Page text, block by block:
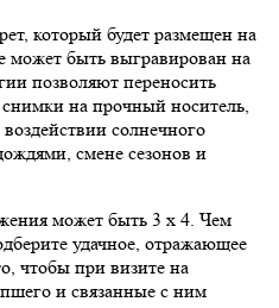
который будет размещен на
может быть выгравирован на
позволяют переносить
на прочный носитель,
солнечного
смене сезонов и
может быть 3 х 4. Чем
удачное, отражающее
чтобы при визите на
и связанные с ним